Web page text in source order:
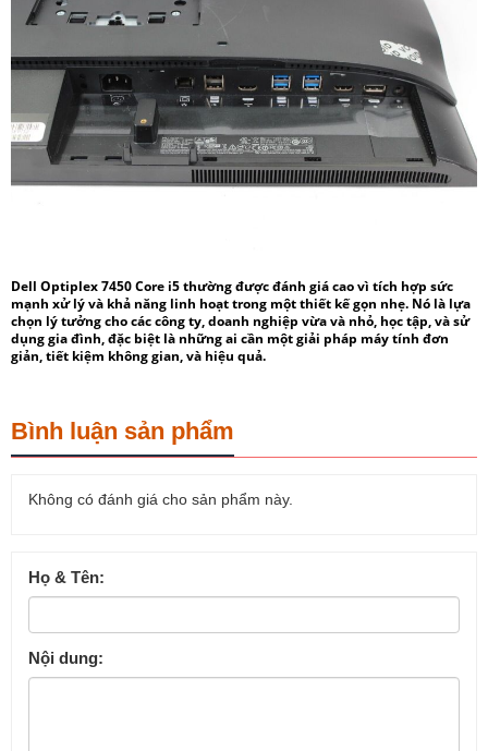
Dell Optiplex 7450 Core i5thường được đánh giá cao vì tích hợp sức
mạnh xử lý và khả năng linh hoạt trong một thiết kế gọn nhẹ. Nó là lựa
chọn lý tưởng cho các công ty, doanh nghiệp vừa và nhỏ, học tập, và sử
dụng gia đình, đặc biệt là những ai cần một giải pháp máy tính đơn
giản, tiết kiệm không gian, và hiệu quả.
Bình luận sản phẩm
Không có đánh giá cho sản phẩm này.
Họ & Tên:
Nội dung: